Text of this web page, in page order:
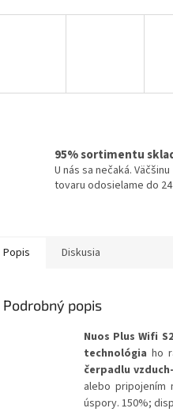
95% sortimentu
U nás sa nečaká. Väčšinu
tovaru odosielame do 24
Popis Diskusia
Podrobný popis
Nuos Plus Wifi S2
technológia ho
čerpadlu
alebo pripojením
úspory. 150%;